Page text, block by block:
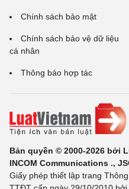
Chính sách bảo mật
Chính sách bảo vệ dữ liệu
cá nhân
Thông báo hợp tác
Bản quyền © 2000-2026 bởi
INCOM Communications .,
Giấy phép thiết lập trang